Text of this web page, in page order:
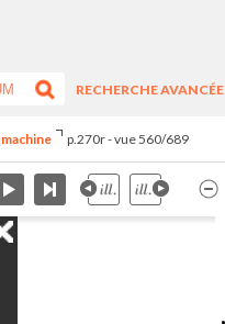
RECHERCHE AVANCÉE
p.270r - vue 560/689